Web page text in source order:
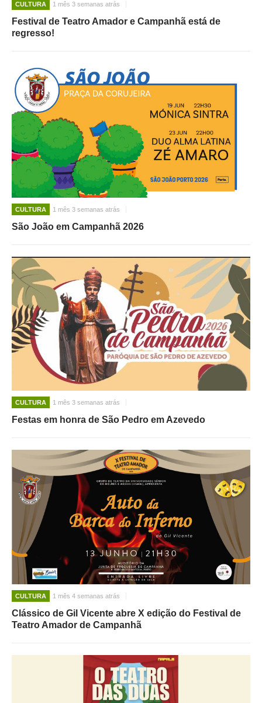
CULTURA 1 mês 3 semanas atrás
Festival de Teatro Amador e Campanhã está de
regresso!
CULTURA 1 mês 3 semanas atrás
São João em Campanhã 2026
CULTURA 1 mês 3 semanas atrás
Festas em honra de São Pedro em Azevedo
CULTURA 1 mês 4 semanas atrás
Clássico de Gil Vicente abre X edição do Festival de
Teatro Amador de Campanhã